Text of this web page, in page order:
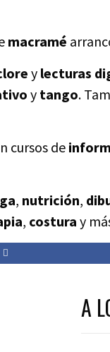
macramé
y lecturas
y tango.
cursos de
, nutrición,
, costura y
A